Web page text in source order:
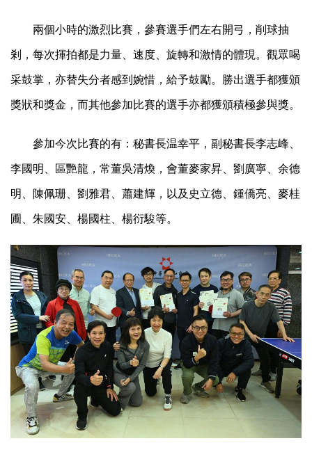
兩個小時的激烈比賽，參賽選手們左右開弓，削球抽
剎，每次揮拍都是力量、速度、旋轉和激情的體現。觀眾喝
采鼓掌，亦替失分者感到婉惜，給予鼓勵。勝出選手都獲頒
獎狀和獎金，而其他參加比賽的選手亦都獲頒積極參與獎。
參加今次比賽的有：秘書長温幸平，副秘書長李志峰、
李國明、區艷龍，常董吳清煥，會董麥家昇、劉廣寧、余德
明、陳佩珊、劉雅君、蕭建輝，以及史立德、鍾僑亮、麥桂
圃、朱國安、楊國柱、楊衍駿等。